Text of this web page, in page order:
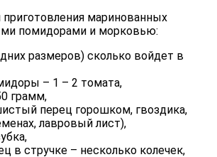
маринованных
помидорами и морковью:
размеров) сколько войдет в
– 1 – 2 томата,
грамм,
перец горошком, гвоздика,
лавровый лист),
в стручке – несколько колечек,